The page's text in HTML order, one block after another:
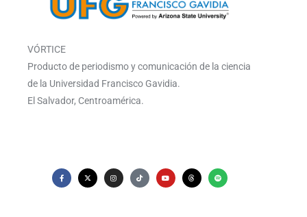
VÓRTICE
Producto de periodismo y comunicación de la ciencia
de la Universidad Francisco Gavidia.
El Salvador, Centroamérica.